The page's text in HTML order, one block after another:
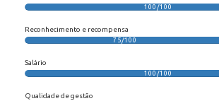
100/100
Reconhecimento e recompensa
75/100
Salário
100/100
Qualidade de gestão